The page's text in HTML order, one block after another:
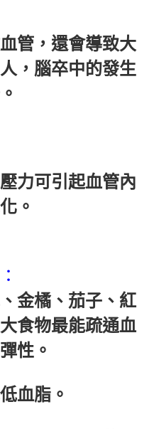
管，還會導致大
，腦卒中的發生
力可引起血管內
。
金橘、茄子、紅
食物最能疏通血
性。
血脂。